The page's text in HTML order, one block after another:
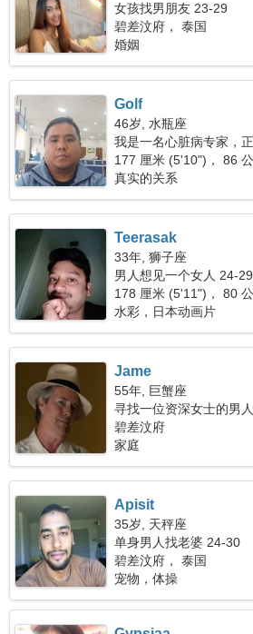
女孩找男朋友 23-29
碧差汶府， 泰国
婚姻
Golf
46岁, 水瓶座
我是一名心脏病专家，
177 厘米 (5'10")， 86
真实的关系
Teerasak
33年, 狮子座
男人想见一个女人 24-29
178 厘米 (5'11")， 80
水彩，日本动画片
Jame
55年, 巨蟹座
寻找一位资深女士的男人
碧差汶府
家庭
Apisit
35岁, 天秤座
单身男人找老婆 24-30
碧差汶府， 泰国
宠物，体操